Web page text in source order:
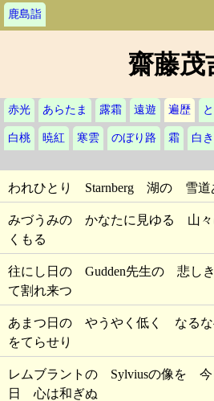
鹿島詣
齋藤茂
赤光 あらたま 露霜 遠遊 遍歴
白桃 暁紅 寒雲 のぼり路 霜 白
われひとり Starnberg 湖の 雪道
みづうみの かなたに見ゆる 山
くもる
往にし日の Gudden先生の 悲し
て割れ来つ
あまつ日の やうやく低く なる
をてらせり
レムブラントの Sylviusの像を
日 心は和ぎぬ